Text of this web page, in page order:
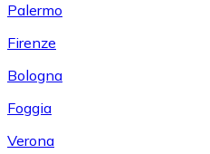
Palermo
Firenze
Bologna
Foggia
Verona